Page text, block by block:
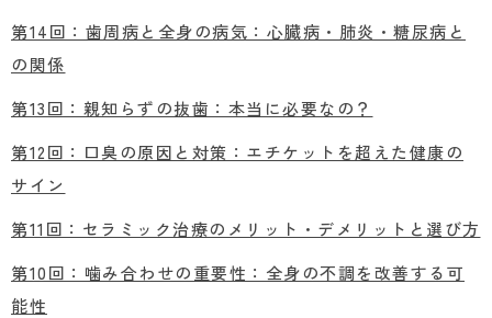
第14回：歯周病と全身の病気：心臓病・肺炎・糖尿病と
の関係
第13回：親知らずの抜歯：本当に必要なの？
第12回：口臭の原因と対策：エチケットを超えた健康の
サイン
第11回：セラミック治療のメリット・デメリットと選び方
第10回：噛み合わせの重要性：全身の不調を改善する可
能性